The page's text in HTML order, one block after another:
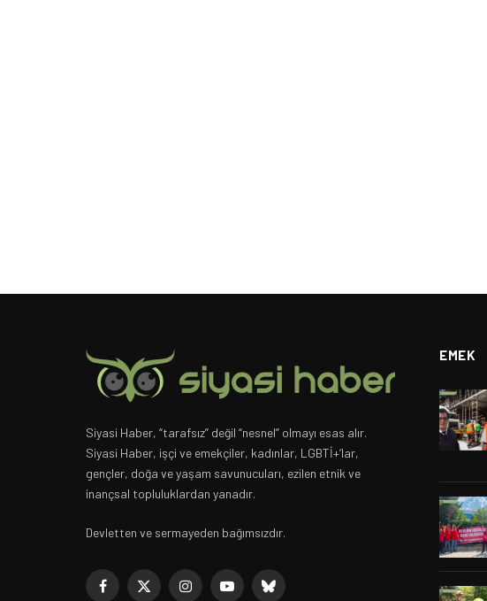
Siyasi Haber, “tarafsız” değil “nesnel” olmayı esas alır.
Siyasi Haber, işçi ve emekçiler, kadınlar, LGBTİ+’lar,
gençler, doğa ve yaşam savunucuları, ezilen etnik ve
inançsal topluluklardan yanadır.
Devletten ve sermayeden bağımsızdır.
Facebook
X InstagramYouTubeBluesky
EMEK